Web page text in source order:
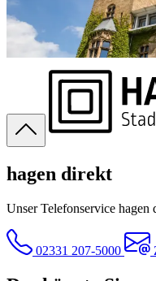
hagen direkt
Unser Telefonservice
02331 207-5000